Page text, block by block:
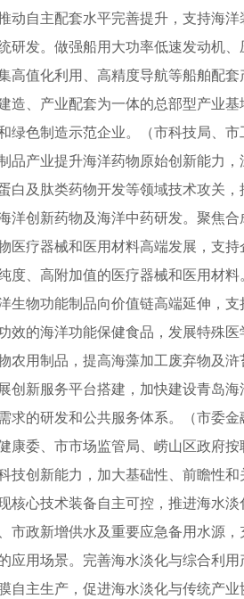
动自主配套水平完善提升，支持海洋
研发。做强船用大功率低速发动机
高值化利用、高精度导航等船舶配
造、产业配套为一体的总部型产业
绿色制造示范企业。（市科技局、
品产业提升海洋药物原始创新能力
白及肽类药物开发等领域技术攻关
洋创新药物及海洋中药研发。聚焦
医疗器械和医用材料高端发展，支持
度、高附加值的医疗器械和医用材料
生物功能制品向价值链高端延伸，
效的海洋功能保健食品，发展特殊
农用制品，提高海藻加工废弃物及
创新服务平台搭建，加快建设青岛
求的研发和公共服务体系。（市委
康委、市市场监管局、崂山区政府
技创新能力，加大基础性、前瞻性
核心技术装备自主可控，推进海水
市政新增供水及重要应急备用水源
应用场景。完善海水淡化与综合利
自主生产，促进海水淡化与传统产